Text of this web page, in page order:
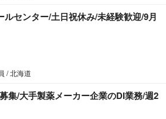
センター/土日祝休み/未経験歓迎/9月
/ 北海道
集/大手製薬メーカー企業のDI業務/週2